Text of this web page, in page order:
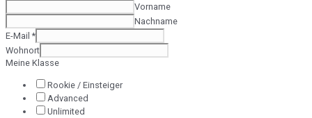
Vorname
Nachname
E-Mail *
Wohnort
Meine Klasse
Rookie / Einsteiger
Advanced
Unlimited